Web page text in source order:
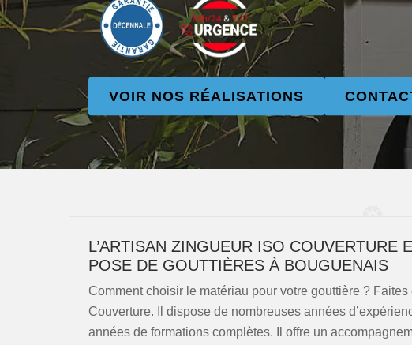
VOIR NOS RÉALISATIONS
L’ARTISAN ZINGUEUR ISO COUVERTURE
POSE DE GOUTTIÈRES À BOUGUENAIS
Comment choisir le matériau pour votre gouttière ?
Couverture. Il dispose de nombreuses années
années de formations complètes. Il offre un